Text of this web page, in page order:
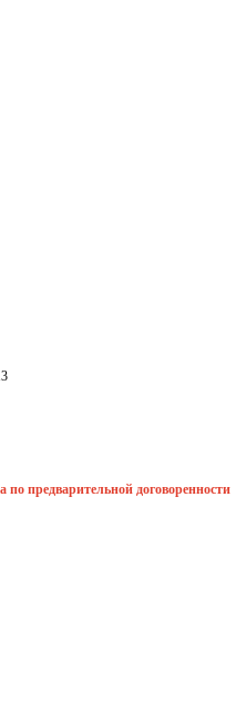
по предварительной договоренности